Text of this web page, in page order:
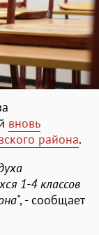
вновь
района.
1-4 классов
", - сообщает